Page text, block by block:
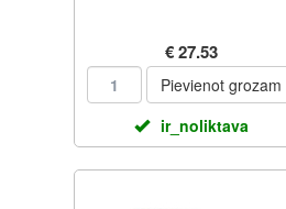
€ 27.53
Pievienot grozam
ir_noliktava